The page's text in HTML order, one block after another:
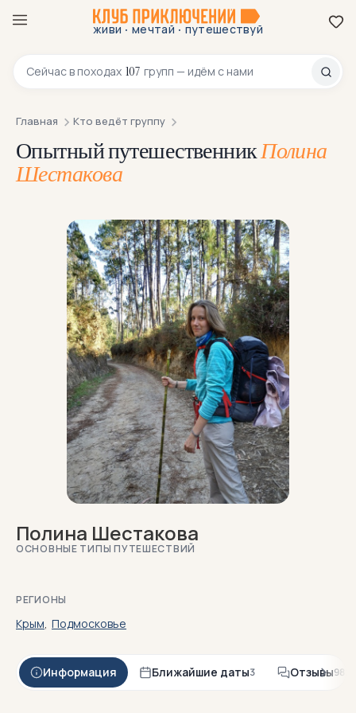
живи · мечтай · путешествуй
Сейчас в походах 107 групп — идём с нами
8 800 200-70-23
Главная Кто ведёт группу
Опытный путешественникПолина
Шестакова
Полина Шестакова
ОСНОВНЫЕ ТИПЫ ПУТЕШЕСТВИЙ
РЕГИОНЫ
Крым, Подмосковье
Информация Ближайшие даты3 Отзывы98